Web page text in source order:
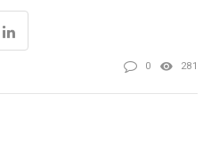
0 281